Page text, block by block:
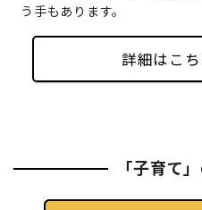
う手もあります。
詳細はこち
「子育て